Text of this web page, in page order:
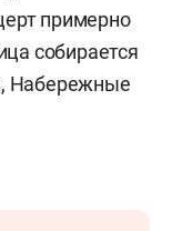
примерно
собирается
Набережные